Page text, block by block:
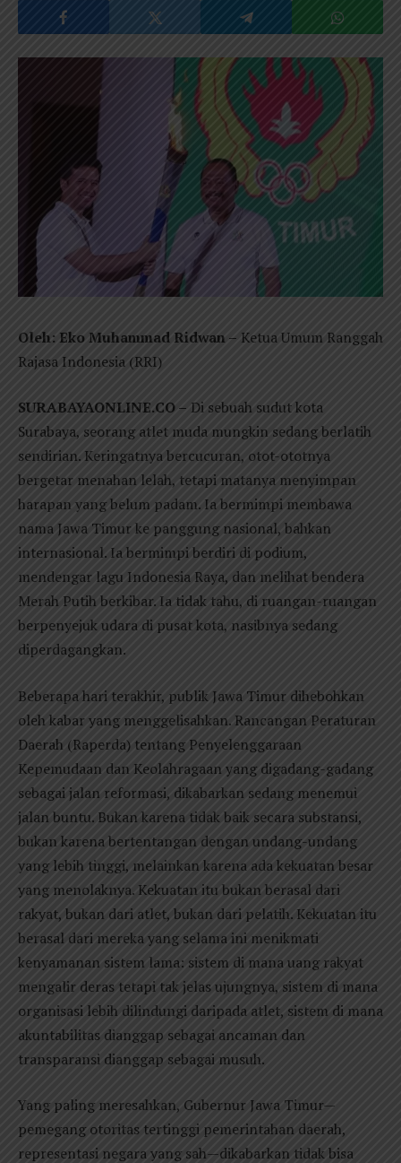
Oleh: Eko Muhammad Ridwan – Ketua Umum Ranggah
Rajasa Indonesia (RRI)
SURABAYAONLINE.CO – Di sebuah sudut kota
Surabaya, seorang atlet muda mungkin sedang berlatih
sendirian. Keringatnya bercucuran, otot-ototnya
bergetar menahan lelah, tetapi matanya menyimpan
harapan yang belum padam. Ia bermimpi membawa
nama Jawa Timur ke panggung nasional, bahkan
internasional. Ia bermimpi berdiri di podium,
mendengar lagu Indonesia Raya, dan melihat bendera
Merah Putih berkibar. Ia tidak tahu, di ruangan-ruangan
berpenyejuk udara di pusat kota, nasibnya sedang
diperdagangkan.
Beberapa hari terakhir, publik Jawa Timur dihebohkan
oleh kabar yang menggelisahkan. Rancangan Peraturan
Daerah (Raperda) tentang Penyelenggaraan
Kepemudaan dan Keolahragaan yang digadang-gadang
sebagai jalan reformasi, dikabarkan sedang menemui
jalan buntu. Bukan karena tidak baik secara substansi,
bukan karena bertentangan dengan undang-undang
yang lebih tinggi, melainkan karena ada kekuatan besar
yang menolaknya. Kekuatan itu bukan berasal dari
rakyat, bukan dari atlet, bukan dari pelatih. Kekuatan itu
berasal dari mereka yang selama ini menikmati
kenyamanan sistem lama: sistem di mana uang rakyat
mengalir deras tetapi tak jelas ujungnya, sistem di mana
organisasi lebih dilindungi daripada atlet, sistem di mana
akuntabilitas dianggap sebagai ancaman dan
transparansi dianggap sebagai musuh.
Yang paling meresahkan, Gubernur Jawa Timur—
pemegang otoritas tertinggi pemerintahan daerah,
representasi negara yang sah—dikabarkan tidak bisa